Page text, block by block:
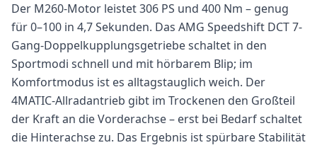
Der M260-Motor leistet 306 PS und 400 Nm – genug
für 0–100 in 4,7 Sekunden. Das AMG Speedshift DCT 7-
Gang-Doppelkupplungsgetriebe schaltet in den
Sportmodi schnell und mit hörbarem Blip; im
Komfortmodus ist es alltagstauglich weich. Der
4MATIC-Allradantrieb gibt im Trockenen den Großteil
der Kraft an die Vorderachse – erst bei Bedarf schaltet
die Hinterachse zu. Das Ergebnis ist spürbare Stabilität